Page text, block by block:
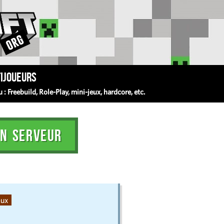
Role-Play, mini-jeux, hardcore, etc.
SERVEUR